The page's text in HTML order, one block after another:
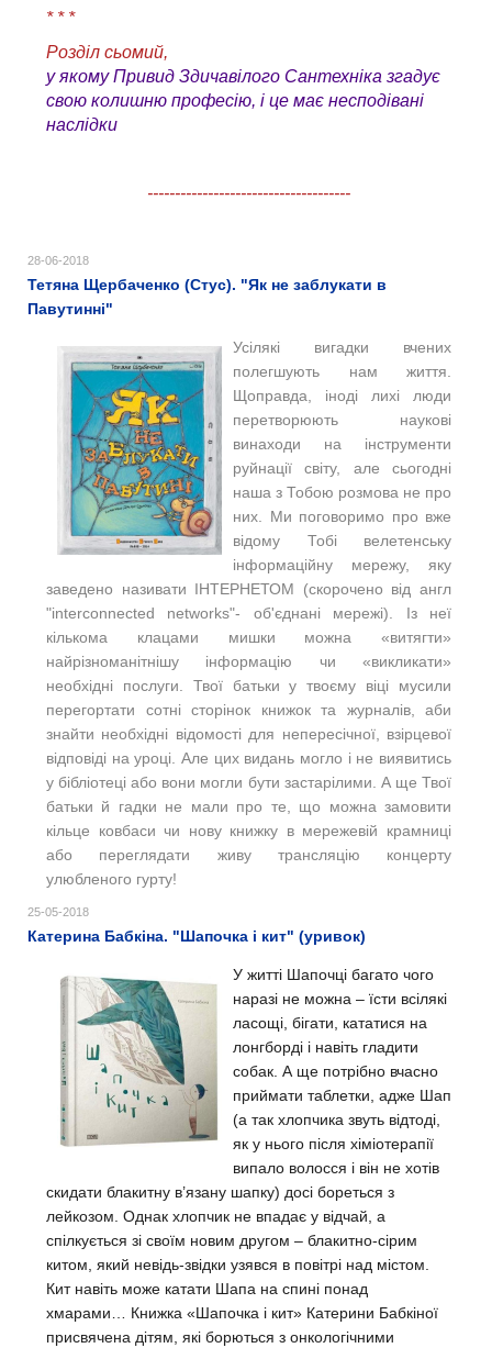
* * *
Розділ сьомий,
у якому Привид Здичавілого Сантехніка згадує
свою колишню професію, і це має несподівані
наслідки
-------------------------------------
28-06-2018
Тетяна Щербаченко (Стус). "Як не заблукати в
Павутинні"
Усілякі вигадки вчених
полегшують нам життя.
Щоправда, іноді лихі люди
перетворюють наукові
винаходи на інструменти
руйнації світу, але сьогодні
наша з Тобою розмова не про
них. Ми поговоримо про вже
відому Тобі велетенську
інформаційну мережу, яку
заведено називати ІНТЕРНЕТОМ (скорочено від англ
"interconnected networks"- об'єднані мережі). Із неї
кількома клацами мишки можна «витягти»
найрізноманітнішу інформацію чи «викликати»
необхідні послуги. Твої батьки у твоєму віці мусили
перегортати сотні сторінок книжок та журналів, аби
знайти необхідні відомості для непересічної, взірцевої
відповіді на уроці. Але цих видань могло і не виявитись
у бібліотеці або вони могли бути застарілими. А ще Твої
батьки й гадки не мали про те, що можна замовити
кільце ковбаси чи нову книжку в мережевій крамниці
або переглядати живу трансляцію концерту
улюбленого гурту!
25-05-2018
Катерина Бабкіна. "Шапочка і кит" (уривок)
У житті Шапочці багато чого
наразі не можна – їсти всілякі
ласощі, бігати, кататися на
лонгборді і навіть гладити
собак. А ще потрібно вчасно
приймати таблетки, адже Шап
(а так хлопчика звуть відтоді,
як у нього після хіміотерапії
випало волосся і він не хотів
скидати блакитну в’язану шапку) досі бореться з
лейкозом. Однак хлопчик не впадає у відчай, а
спілкується зі своїм новим другом – блакитно-сірим
китом, який невідь-звідки узявся в повітрі над містом.
Кит навіть може катати Шапа на спині понад
хмарами… Книжка «Шапочка і кит» Катерини Бабкіної
присвячена дітям, які борються з онкологічними